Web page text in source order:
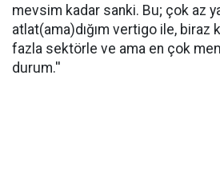
mevsim kadar sanki. Bu; çok az
atlat(ama)dığım vertigo ile, biraz
fazla sektörle ve ama en çok
durum.''